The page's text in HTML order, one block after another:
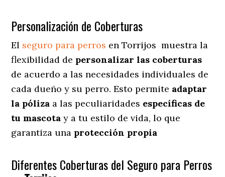
Personalización de Coberturas
El seguro para perros en Torrijos muestra la
flexibilidad de personalizar las coberturas
de acuerdo a las necesidades individuales de
cada dueño y su perro. Esto permite adaptar
la póliza a las peculiaridades específicas de
tu mascota y a tu estilo de vida, lo que
garantiza una protección propia
Diferentes Coberturas del Seguro para Perros